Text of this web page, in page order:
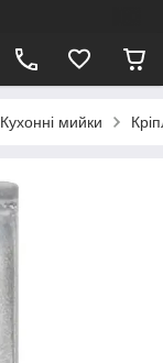
Кухонні мийки